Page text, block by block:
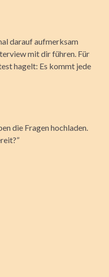
darauf aufmerksam
mit dir führen. Für
hagelt: Es kommt jede
die Fragen hochladen.